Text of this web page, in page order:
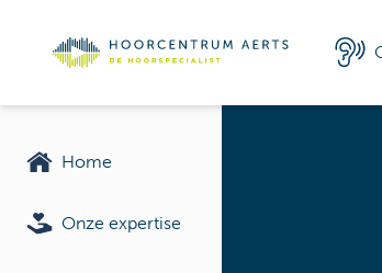
Home
Onze expertise